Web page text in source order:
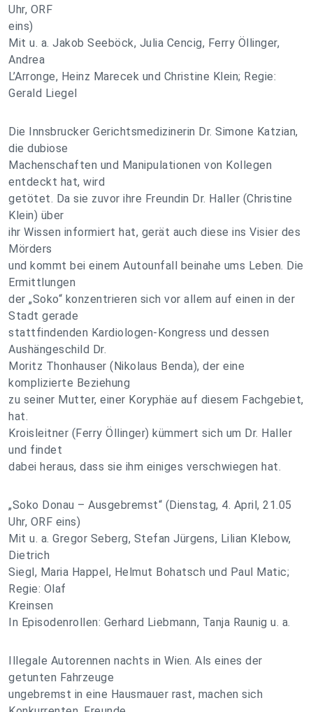
Uhr, ORF
eins)
Mit u. a. Jakob Seeböck, Julia Cencig, Ferry Öllinger,
Andrea
L’Arronge, Heinz Marecek und Christine Klein; Regie:
Gerald Liegel
Die Innsbrucker Gerichtsmedizinerin Dr. Simone Katzian,
die dubiose
Machenschaften und Manipulationen von Kollegen
entdeckt hat, wird
getötet. Da sie zuvor ihre Freundin Dr. Haller (Christine
Klein) über
ihr Wissen informiert hat, gerät auch diese ins Visier des
Mörders
und kommt bei einem Autounfall beinahe ums Leben. Die
Ermittlungen
der „Soko“ konzentrieren sich vor allem auf einen in der
Stadt gerade
stattfindenden Kardiologen-Kongress und dessen
Aushängeschild Dr.
Moritz Thonhauser (Nikolaus Benda), der eine
komplizierte Beziehung
zu seiner Mutter, einer Koryphäe auf diesem Fachgebiet,
hat.
Kroisleitner (Ferry Öllinger) kümmert sich um Dr. Haller
und findet
dabei heraus, dass sie ihm einiges verschwiegen hat.
„Soko Donau – Ausgebremst“ (Dienstag, 4. April, 21.05
Uhr, ORF eins)
Mit u. a. Gregor Seberg, Stefan Jürgens, Lilian Klebow,
Dietrich
Siegl, Maria Happel, Helmut Bohatsch und Paul Matic;
Regie: Olaf
Kreinsen
In Episodenrollen: Gerhard Liebmann, Tanja Raunig u. a.
Illegale Autorennen nachts in Wien. Als eines der
getunten Fahrzeuge
ungebremst in eine Hausmauer rast, machen sich